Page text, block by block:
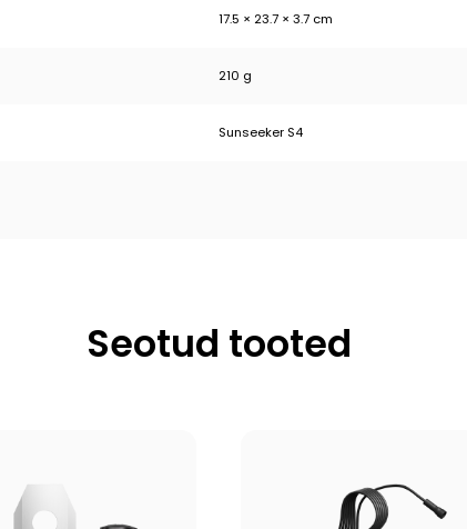
17.5 × 23.7 × 3.7 cm
210 g
Sunseeker S4
Seotud tooted